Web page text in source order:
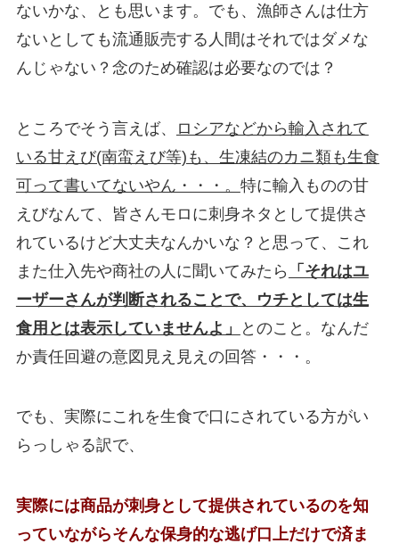
ないかな、とも思います。でも、漁師さんは仕方
ないとしても流通販売する人間はそれではダメな
んじゃない？念のため確認は必要なのでは？
ところでそう言えば、
ロシアなどから輸入されて
いる甘えび(南蛮えび等)も、生凍結のカニ類も生食
可って書いてないやん・・・。 特に輸入ものの甘
えびなんて、皆さんモロに刺身ネタとして提供さ
れているけど大丈夫なんかいな？と思って、これ
また仕入先や商社の人に聞いてみたら
「それはユ
ーザーさんが判断されることで、ウチとしては生
食用とは表示していませんよ」
とのこと。なんだ
か責任回避の意図見え見えの回答・・・。
でも、実際にこれを生食で口にされている方がい
らっしゃる訳で、
実際には商品が刺身として提供されているのを知
っていながらそんな保身的な逃げ口上だけで済ま